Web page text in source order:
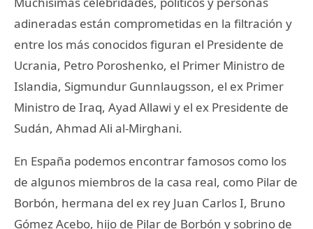
adineradas están comprometidas en la filtración y
entre los más conocidos figuran el Presidente de
Ucrania, Petro Poroshenko, el Primer Ministro de
Islandia, Sigmundur Gunnlaugsson, el ex Primer
Ministro de Iraq, Ayad Allawi y el ex Presidente de
Sudán, Ahmad Ali al-Mirghani.
En España podemos encontrar famosos como los
de algunos miembros de la casa real, como Pilar de
Borbón, hermana del ex rey Juan Carlos I, Bruno
Gómez Acebo, hijo de Pilar de Borbón y sobrino de